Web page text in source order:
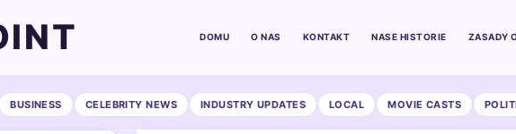
DOMU O NAS KONTAKT NASE HISTORIE ZASADY
BUSINESS CELEBRITY NEWS INDUSTRY UPDATES LOCAL MOVIE CASTS